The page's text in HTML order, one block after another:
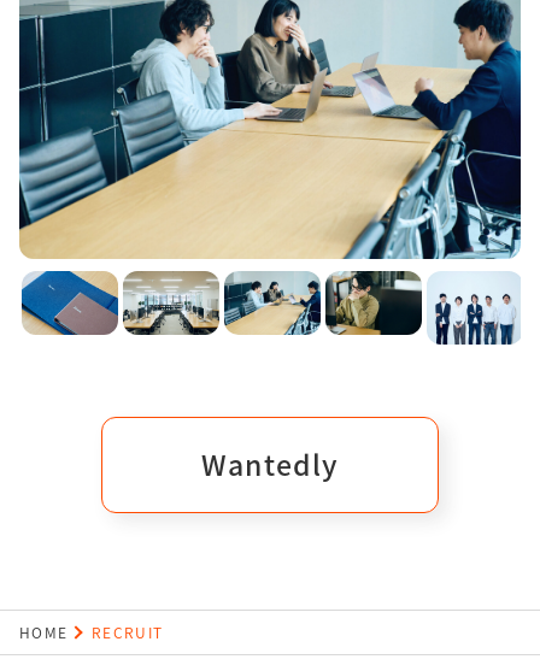
Wantedly
HOME RECRUIT